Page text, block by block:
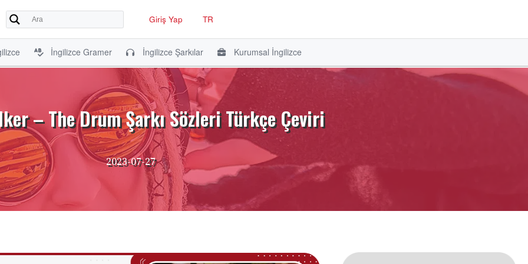
Giriş Yap TR
İngilizce Gramer İngilizce Şarkılar Kurumsal İngilizce
– The Drum Şarkı Sözleri Türkçe Çeviri
2023-07-27